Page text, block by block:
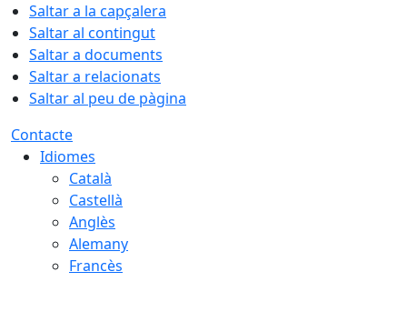
Saltar a la capçalera
Saltar al contingut
Saltar a documents
Saltar a relacionats
Saltar al peu de pàgina
Contacte
Idiomes
Català
Castellà
Anglès
Alemany
Francès